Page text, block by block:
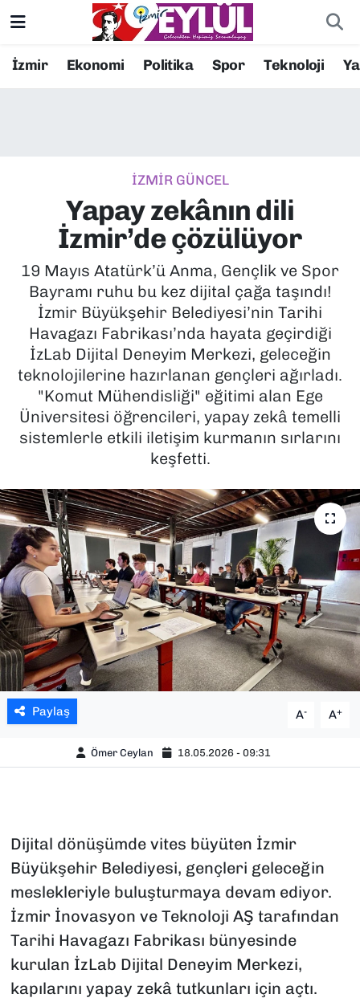
İzmir Ekonomi Politika Spor Teknoloji
İZMİR GÜNCEL
Yapay zekânın dili
İzmir’de çözülüyor
19 Mayıs Atatürk’ü Anma, Gençlik ve Spor
Bayramı ruhu bu kez dijital çağa taşındı!
İzmir Büyükşehir Belediyesi’nin Tarihi
Havagazı Fabrikası’nda hayata geçirdiği
İzLab Dijital Deneyim Merkezi, geleceğin
teknolojilerine hazırlanan gençleri ağırladı.
"Komut Mühendisliği" eğitimi alan Ege
Üniversitesi öğrencileri, yapay zekâ temelli
sistemlerle etkili iletişim kurmanın sırlarını
keşfetti.
Paylaş A- A+
Ömer Ceylan 18.05.2026 - 09:31
Dijital dönüşümde vites büyüten İzmir
Büyükşehir Belediyesi, gençleri geleceğin
meslekleriyle buluşturmaya devam ediyor.
İzmir İnovasyon ve Teknoloji AŞ tarafından
Tarihi Havagazı Fabrikası bünyesinde
kurulan İzLab Dijital Deneyim Merkezi,
kapılarını yapay zekâ tutkunları için açtı.
Resmi İlanlar
EKONOMİ
KÜLTÜR SANAT
MAGAZİN
POLİTİKA
SAĞLIK
SPOR
YAŞAM
YEREL YÖNETİMLER
Konak Nöbetçi Eczaneler
Süper Lig Puan Durumu ve Fikstür
Tüm Manşetler
Son Dakika Haberleri
Haber Arşivi